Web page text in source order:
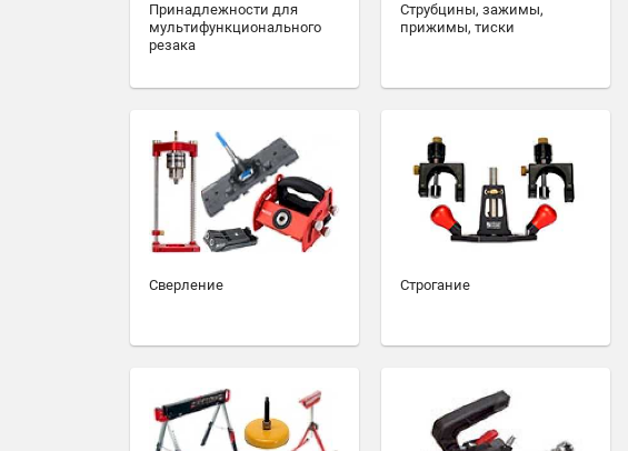
Принадлежности для
мультифункционального
резака
Струбцины, зажимы,
прижимы, тиски
Сверление Строгание